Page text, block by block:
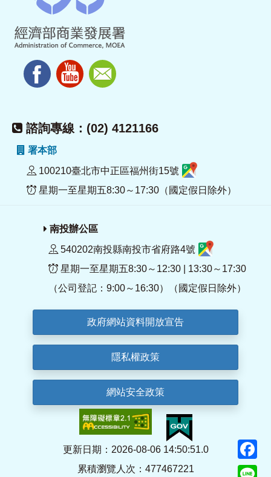
諮詢專線：(02) 4121166
署本部
100210臺北市中正區福州街15號
星期一至星期五8:30～17:30（國定假日除外）
南投辦公區
540202南投縣南投市省府路4號
星期一至星期五8:30～12:30 | 13:30～17:30
（公司登記：9:00～16:30）（國定假日除外）
政府網站資料開放宣告
隱私權政策
網站安全政策
更新日期：2026-08-06 14:50:51.0
累積瀏覽人次：477467221